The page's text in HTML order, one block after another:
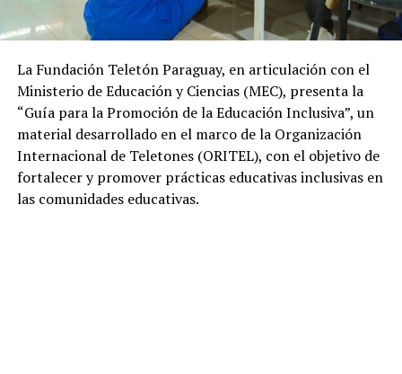
La Fundación Teletón Paraguay, en articulación con el
Ministerio de Educación y Ciencias (MEC), presenta la
“Guía para la Promoción de la Educación Inclusiva”, un
material desarrollado en el marco de la Organización
Internacional de Teletones (ORITEL), con el objetivo de
fortalecer y promover prácticas educativas inclusivas en
las comunidades educativas.